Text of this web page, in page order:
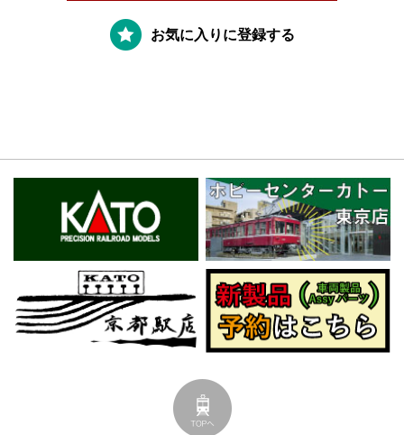
お気に入りに登録する